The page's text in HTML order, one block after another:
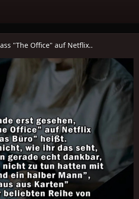
"The Office" auf Netflix..